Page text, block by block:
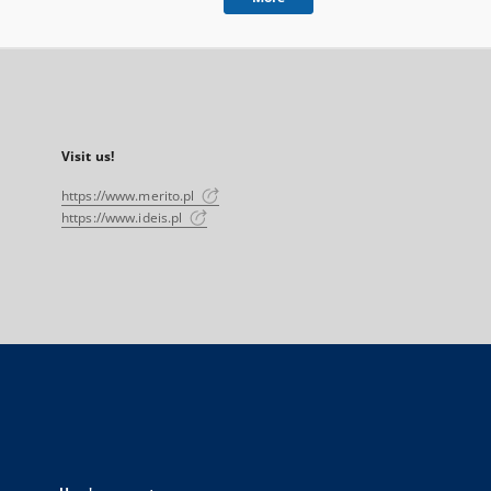
Visit us!
https://www.merito.pl
https://www.ideis.pl